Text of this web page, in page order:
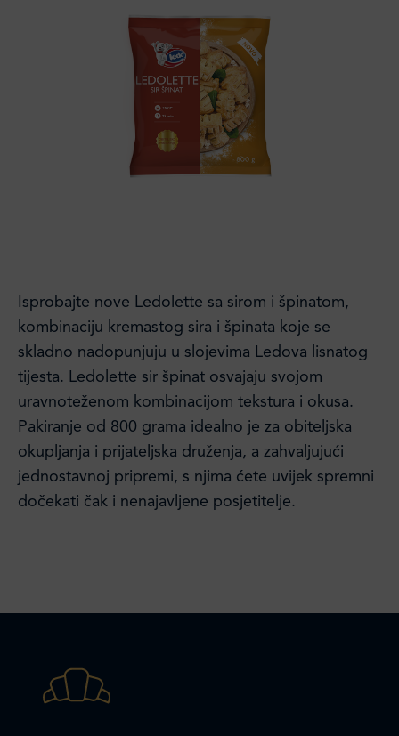
Isprobajte nove Ledolette sa sirom i špinatom,
kombinaciju kremastog sira i špinata koje se
skladno nadopunjuju u slojevima Ledova lisnatog
tijesta. Ledolette sir špinat osvajaju svojom
uravnoteženom kombinacijom tekstura i okusa.
Pakiranje od 800 grama idealno je za obiteljska
okupljanja i prijateljska druženja, a zahvaljujući
jednostavnoj pripremi, s njima ćete uvijek spremni
dočekati čak i nenajavljene posjetitelje.